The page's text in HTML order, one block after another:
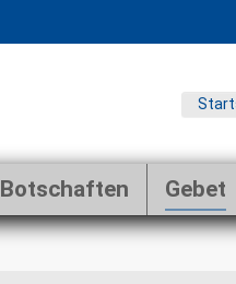
Botschaften Gebet